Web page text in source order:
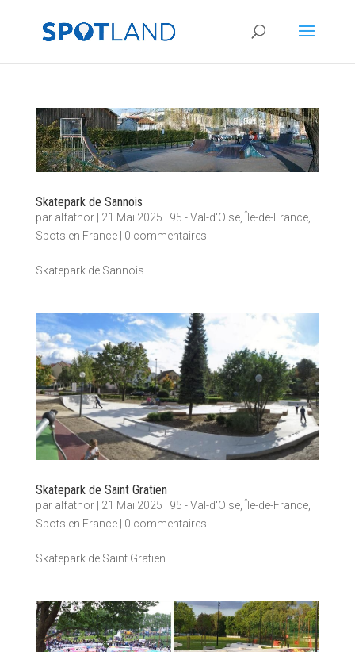
Skatepark de Sannois
par alfathor| 21 Mai 2025 95 - Val-d'Oise, Île-de-France,
Spots en France| 0 commentaires
Skatepark de Sannois
Skatepark de Saint Gratien
par alfathor| 21 Mai 2025 95 - Val-d'Oise, Île-de-France,
Spots en France| 0 commentaires
Skatepark de Saint Gratien